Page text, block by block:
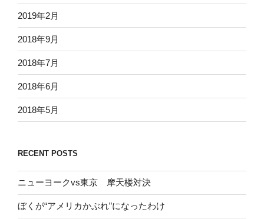
2019年2月
2018年9月
2018年7月
2018年6月
2018年5月
RECENT POSTS
ニューヨークvs東京 摩天楼対決
ぼくが“アメリカかぶれ”になったわけ